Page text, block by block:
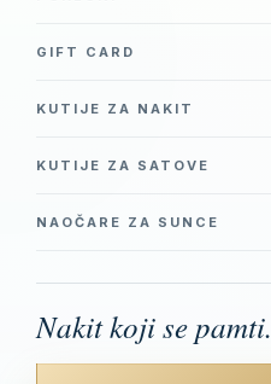
GIFT CARD
KUTIJE ZA NAKIT
KUTIJE ZA SATOVE
NAOČARE ZA SUNCE
Nakit koji se pamti.